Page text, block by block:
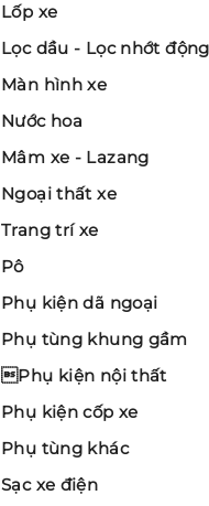
Lốp xe
Lọc dầu - Lọc nhớt
Màn hình xe
Nước hoa
Mâm xe - Lazang
Ngoại thất xe
Trang trí xe
Pô
Phụ kiện dã ngoại
Phụ tùng khung gầm
Phụ kiện nội thất
Phụ kiện cốp xe
Phụ tùng khác
Sạc xe điện